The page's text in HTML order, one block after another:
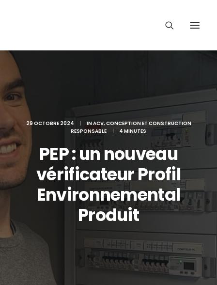
29 OCTOBRE 2024 | INACV,CONCEPTION ET CONSTRUCTION
RESPONSABLE
| 4 MINUTES
PEP : un nouveau
vérificateur Profil
Environnemental
Produit